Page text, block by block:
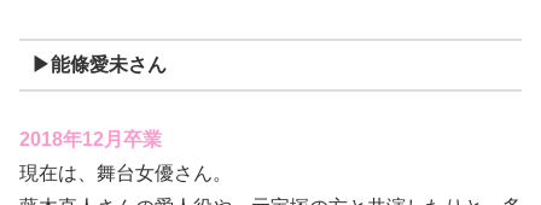
▶能條愛未さん
2018年12月卒業
現在は、舞台女優さん。